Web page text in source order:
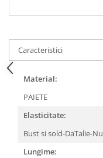
Caracteristici
Material:
PAIETE
Elasticitate:
Bust si sold-DaTalie-Nu
Lungime: